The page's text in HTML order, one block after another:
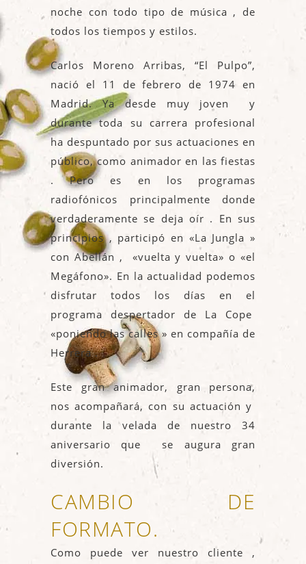
noche con todo tipo de música , de
todos los tiempos y estilos.
Carlos Moreno Arribas, “El Pulpo”,
nació el 11 de febrero de 1974 en
Madrid. Ya desde muy joven y
durante toda su carrera profesional
ha despuntado por sus actuaciones en
público, como animador en las fiestas
. Pero es en los programas
radiofónicos principalmente donde
verdaderamente se deja oír . En sus
principios , participó en «La Jungla »
con Abellán , «vuelta y vuelta» o «el
Megáfono». En la actualidad podemos
disfrutar todos los días en el
programa despertador de La Cope
«poniendo las calles » en compañía de
Herrera .
Este gran animador, gran persona,
nos acompañará, con su actuación y
durante la velada de nuestro 34
aniversario que se augura gran
diversión.
CAMBIO DE
FORMATO.
Como puede ver nuestro cliente ,